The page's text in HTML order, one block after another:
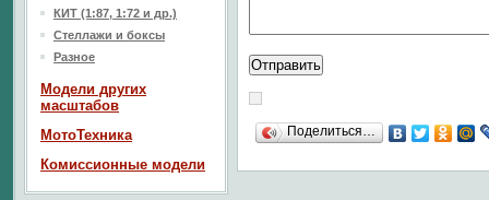
Поделиться…
КИТ (1:87, 1:72 и др.)
Стеллажи и боксы
Разное
Модели других
масштабов
МотоТехника
Комиссионные модели